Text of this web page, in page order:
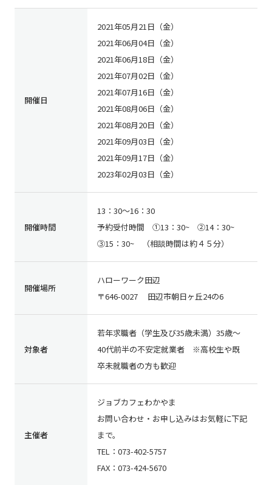
開催日
2021年05月21日（金）
2021年06月04日（金）
2021年06月18日（金）
2021年07月02日（金）
2021年07月16日（金）
2021年08月06日（金）
2021年08月20日（金）
2021年09月03日（金）
2021年09月17日（金）
2023年02月03日（金）
開催時間
13：30～16：30
予約受付時間 ①13：30~ ②14：30~
③15：30~ （相談時間は約４５分）
開催場所
ハローワーク田辺
〒646-0027 田辺市朝日ヶ丘24の6
対象者
若年求職者（学生及び35歳未満）35歳～
40代前半の不安定就業者 ※高校生や既
卒未就職者の方も歓迎
主催者
ジョブカフェわかやま
お問い合わせ・お申し込みはお気軽に下記
まで。
TEL：073-402-5757
FAX：073-424-5670